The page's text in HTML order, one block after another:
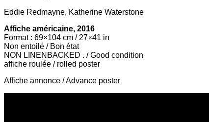
Eddie Redmayne, Katherine Waterstone
Affiche américaine, 2016
Format : 69×104 cm / 27×41 in
Non entoilé / Bon état
NON LINENBACKED . / Good condition
affiche roulée / rolled poster
Affiche annonce / Advance poster